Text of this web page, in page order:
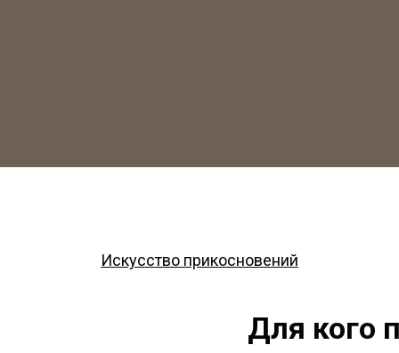
Искусство прикосновений
Для кого